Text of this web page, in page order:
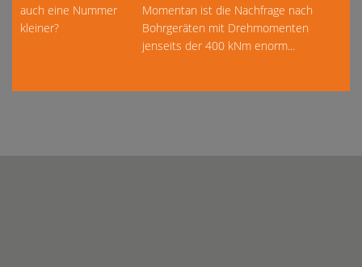
Momentan ist die Nachfrage nach
Bohrgeräten mit Drehmomenten
jenseits der 400 kNm enorm...